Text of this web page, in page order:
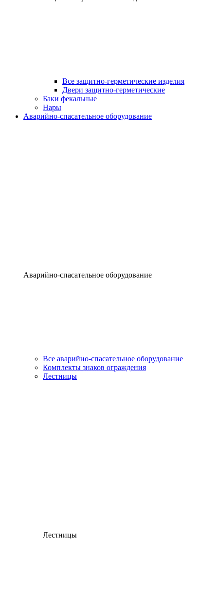
Все защитно-герметические изделия
Двери защитно-герметические
Баки фекальные
Нары
Аварийно-спасательное оборудование
Аварийно-спасательное оборудование
Все аварийно-спасательное оборудование
Комплекты знаков ограждения
Лестницы
Лестницы